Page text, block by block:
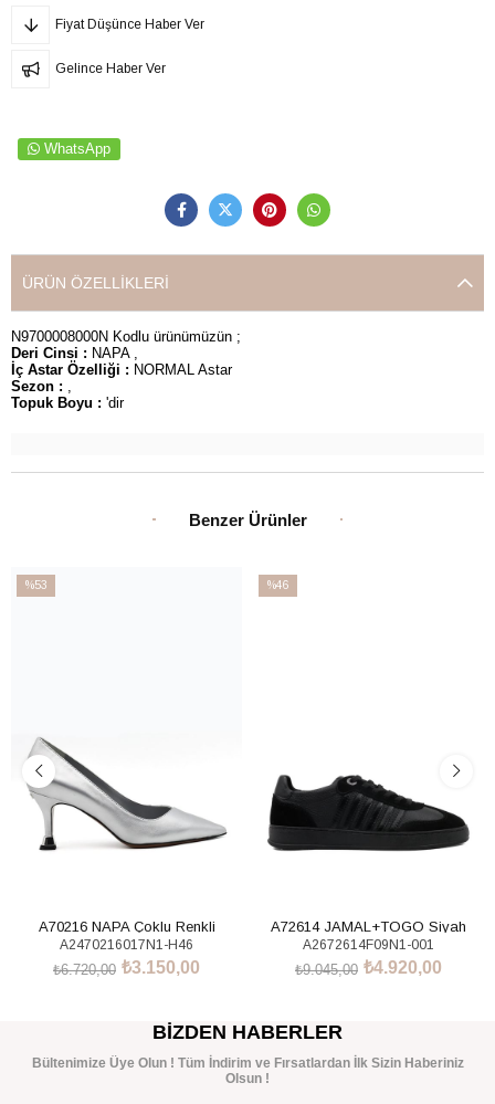
Fiyat Düşünce Haber Ver
Gelince Haber Ver
WhatsApp
ÜRÜN ÖZELLIKLERI
N9700008000N Kodlu ürünümüzün ;
Deri Cinsi : NAPA ,
İç Astar Özelliği : NORMAL Astar
Sezon :
Topuk Boyu : 'dir
Benzer Ürünler
%53
A70216 NAPA Çoklu Renkli
A2470216017N1-H46
₺3.150,00
₺6.720,00
%46
A72614 JAMAL+TOGO Siyah
Sneakers Ayakkabı
A2672614F09N1-001
₺4.920,00
₺9.045,00
BIZDEN HABERLER
Bültenimize Üye Olun ! Tüm İndirim ve Fırsatlardan İlk Sizin Haberiniz
Olsun !